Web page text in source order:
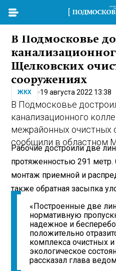
В Подмосковье
Щелковских
сооружениях
ЖКХ 19 августа 2022 13:38
В Подмосковье
канализационного
межрайонных очистных
сообщили в областном
Рабочие достроили две
протяженностью 291 метр.
монтаж приемной и
также обратная засыпка
«Построенные две
нормативную
надежное и
положительно
комплекса очистных
экологическое
рассказал глава